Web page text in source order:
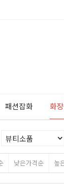
패션잡화 화
낮은가격순 높